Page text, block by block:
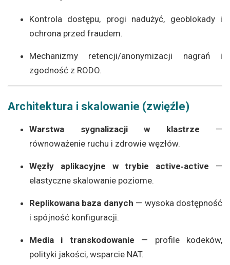
Kontrola dostępu, progi nadużyć, geoblokady i
ochrona przed fraudem.
Mechanizmy retencji/anonymizacji nagrań i
zgodność z RODO.
Architektura i skalowanie (zwięźle)
Warstwa sygnalizacji w klastrze —
równoważenie ruchu i zdrowie węzłów.
Węzły aplikacyjne w trybie active‑active —
elastyczne skalowanie poziome.
Replikowana baza danych — wysoka dostępność
i spójność konfiguracji.
Media i transkodowanie — profile kodeków,
polityki jakości, wsparcie NAT.